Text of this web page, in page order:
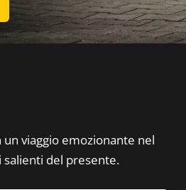
viaggio emozionante nel
salienti del presente.